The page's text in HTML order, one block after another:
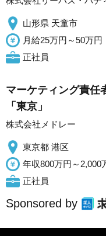
山形県 天童市
月給25万円～50万円
正社員
マーケティング責任
「東京」
株式会社メドレー
東京都 港区
年収800万円～2,000
正社員
Sponsored by